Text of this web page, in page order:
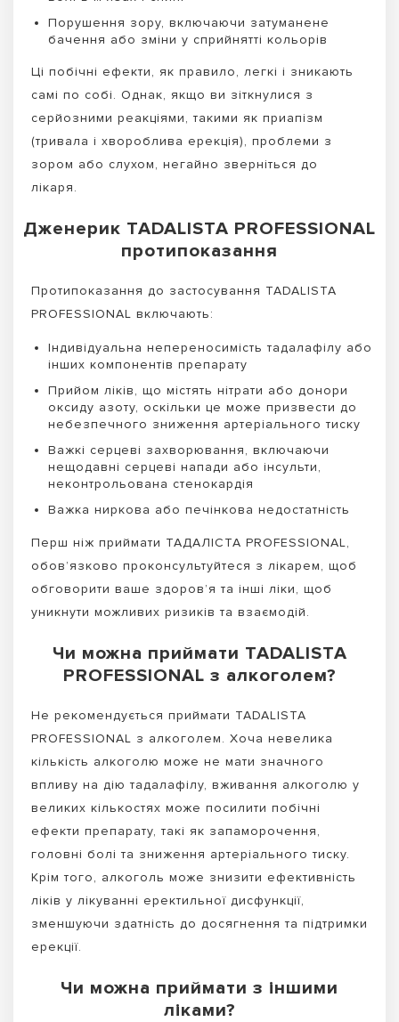
Порушення зору, включаючи затуманене
бачення або зміни у сприйнятті кольорів
Ці побічні ефекти, як правило, легкі і зникають
самі по собі. Однак, якщо ви зіткнулися з
серйозними реакціями, такими як приапізм
(тривала і хвороблива ерекція), проблеми з
зором або слухом, негайно зверніться до
лікаря.
Дженерик TADALISTA PROFESSIONAL
протипоказання
Протипоказання до застосування TADALISTA
PROFESSIONAL включають:
Індивідуальна непереносимість тадалафілу або
інших компонентів препарату
Прийом ліків, що містять нітрати або донори
оксиду азоту, оскільки це може призвести до
небезпечного зниження артеріального тиску
Важкі серцеві захворювання, включаючи
нещодавні серцеві напади або інсульти,
неконтрольована стенокардія
Важка ниркова або печінкова недостатність
Перш ніж приймати ТАДАЛІСТА PROFESSIONAL,
обов’язково проконсультуйтеся з лікарем, щоб
обговорити ваше здоров’я та інші ліки, щоб
уникнути можливих ризиків та взаємодій.
Чи можна приймати TADALISTA
PROFESSIONAL з алкоголем?
Не рекомендується приймати TADALISTA
PROFESSIONAL з алкоголем. Хоча невелика
кількість алкоголю може не мати значного
впливу на дію тадалафілу, вживання алкоголю у
великих кількостях може посилити побічні
ефекти препарату, такі як запаморочення,
головні болі та зниження артеріального тиску.
Крім того, алкоголь може знизити ефективність
ліків у лікуванні еректильної дисфункції,
зменшуючи здатність до досягнення та підтримки
ерекції.
Чи можна приймати з іншими
ліками?